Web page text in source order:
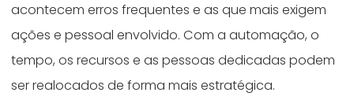
acontecem erros frequentes e as que mais exigem
ações e pessoal envolvido. Com a automação, o
tempo, os recursos e as pessoas dedicadas podem
ser realocados de forma mais estratégica.